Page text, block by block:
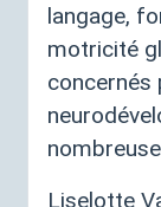
langage,
motricité
concernés
Liselotte